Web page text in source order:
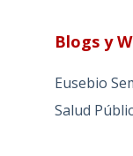
Blogs y
Eusebio
Salud